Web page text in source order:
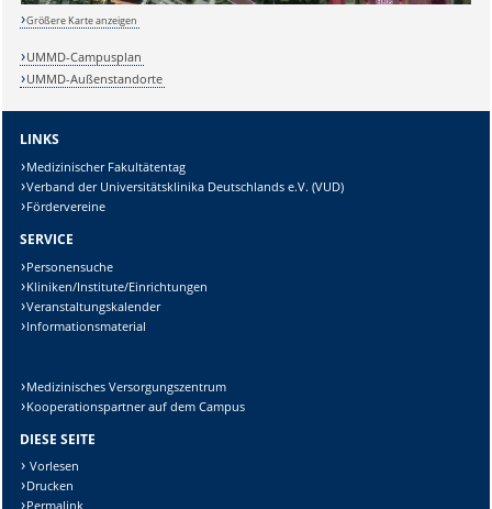
Lösung:
Größere Karte anzeigen
UMMD-Campusplan
UMMD-Außenstandorte
LINKS
Medizinischer Fakultätentag
Verband der Universitätsklinika Deutschlands e.V. (VUD)
Fördervereine
SERVICE
Personensuche
Kliniken/Institute/Einrichtungen
Veranstaltungskalender
Informationsmaterial
Medizinisches Versorgungszentrum
Kooperationspartner auf dem Campus
DIESE SEITE
Vorlesen
Drucken
Permalink